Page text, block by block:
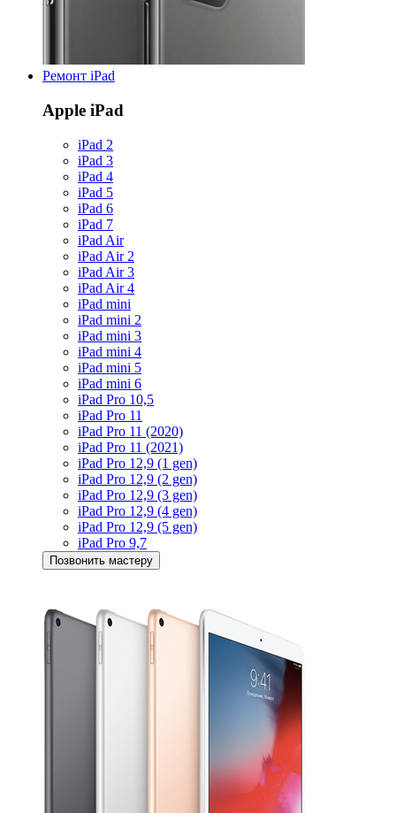
Ремонт iPad
Apple iPad
iPad 2
iPad 3
iPad 4
iPad 5
iPad 6
iPad 7
iPad Air
iPad Air 2
iPad Air 3
iPad Air 4
iPad mini
iPad mini 2
iPad mini 3
iPad mini 4
iPad mini 5
iPad mini 6
iPad Pro 10,5
iPad Pro 11
iPad Pro 11 (2020)
iPad Pro 11 (2021)
iPad Pro 12,9 (1 gen)
iPad Pro 12,9 (2 gen)
iPad Pro 12,9 (3 gen)
iPad Pro 12,9 (4 gen)
iPad Pro 12,9 (5 gen)
iPad Pro 9,7
Позвонить мастеру